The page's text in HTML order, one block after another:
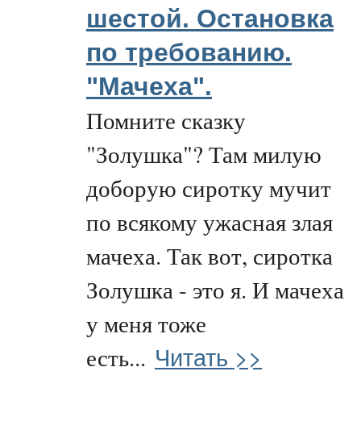
шестой. Остановка
по требованию.
"Мачеха".
Помните сказку
"Золушка"? Там милую
доборую сиротку мучит
по всякому ужасная злая
мачеха. Так вот, сиротка
Золушка - это я. И мачеха
у меня тоже
есть... Читать >>